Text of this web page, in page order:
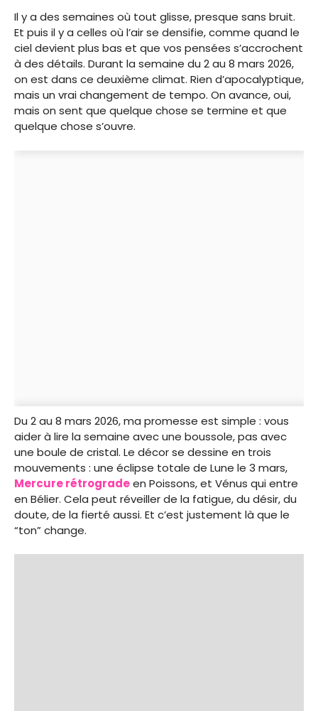
Il y a des semaines où tout glisse, presque sans bruit.
Et puis il y a celles où l’air se densifie, comme quand le
ciel devient plus bas et que vos pensées s’accrochent
à des détails. Durant la semaine du 2 au 8 mars 2026,
on est dans ce deuxième climat. Rien d’apocalyptique,
mais un vrai changement de tempo. On avance, oui,
mais on sent que quelque chose se termine et que
quelque chose s’ouvre.
Du 2 au 8 mars 2026, ma promesse est simple : vous
aider à lire la semaine avec une boussole, pas avec
une boule de cristal. Le décor se dessine en trois
mouvements : une éclipse totale de Lune le 3 mars,
Mercure rétrogradeen Poissons, et Vénus qui entre
en Bélier. Cela peut réveiller de la fatigue, du désir, du
doute, de la fierté aussi. Et c’est justement là que le
“ton” change.